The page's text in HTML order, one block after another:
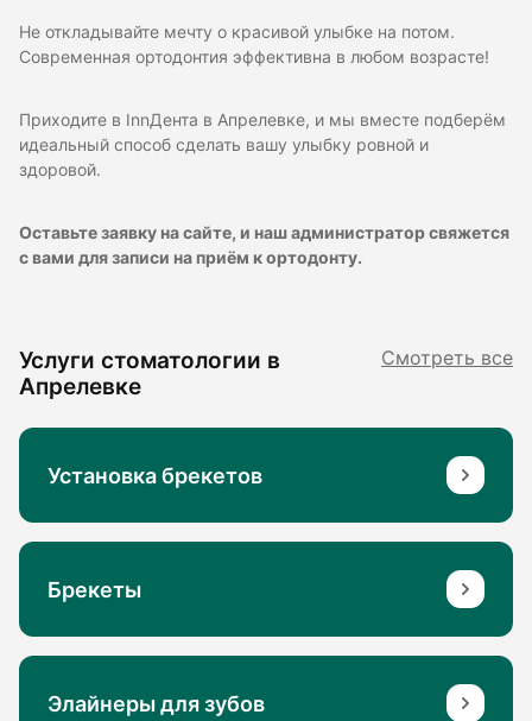
Не откладывайте мечту о красивой улыбке на потом.
Современная ортодонтия эффективна в любом возрасте!
Приходите в InnДента в Апрелевке, и мы вместе подберём
идеальный способ сделать вашу улыбку ровной и
здоровой.
Оставьте заявку на сайте, и наш администратор свяжется
с вами для записи на приём к ортодонту.
Услуги стоматологии в
Апрелевке
Смотреть все
Установка брекетов
Брекеты
Элайнеры для зубов